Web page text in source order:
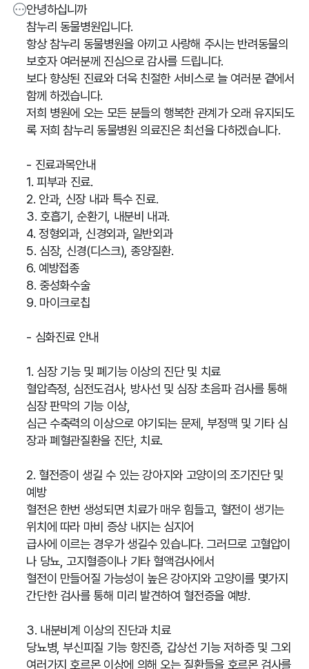
안녕하십니까
참누리 동물병원입니다.
항상 참누리 동물병원을 아끼고 사랑해 주시는 반려동물의
보호자 여러분께 진심으로 감사를 드립니다.
보다 향상된 진료와 더욱 친절한 서비스로 늘 여러분 곁에서
함께 하겠습니다.
저희 병원에 오는 모든 분들의 행복한 관계가 오래 유지되도
록 저희 참누리 동물병원 의료진은 최선을 다하겠습니다.
- 진료과목안내
1. 피부과 진료.
2. 안과, 신장 내과 특수 진료.
3. 호흡기, 순환기, 내분비 내과.
4. 정형외과, 신경외과, 일반외과
5. 심장, 신경(디스크), 종양질환.
6. 예방접종
8. 중성화수술
9. 마이크로칩
- 심화진료 안내
1. 심장 기능 및 폐기능 이상의 진단 및 치료
혈압측정, 심전도검사, 방사선 및 심장 초음파 검사를 통해
심장 판막의 기능 이상,
심근 수축력의 이상으로 야기되는 문제, 부정맥 및 기타 심
장과 폐혈관질환을 진단, 치료.
2. 혈전증이 생길 수 있는 강아지와 고양이의 조기진단 및
예방
혈전은 한번 생성되면 치료가 매우 힘들고, 혈전이 생기는
위치에 따라 마비 증상 내지는 심지어
급사에 이르는 경우가 생길수 있습니다. 그러므로 고혈압이
나 당뇨, 고지혈증이나 기타 혈액검사에서
혈전이 만들어질 가능성이 높은 강아지와 고양이를 몇가지
간단한 검사를 통해 미리 발견하여 혈전증을 예방.
3. 내분비계 이상의 진단과 치료
당뇨병, 부신피질 기능 항진증, 갑상선 기능 저하증 및 그외
여러가지 호르몬 이상에 의해 오는 질환들을 호르몬 검사를